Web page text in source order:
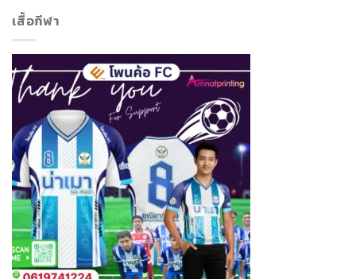
เสื้อกีฬา